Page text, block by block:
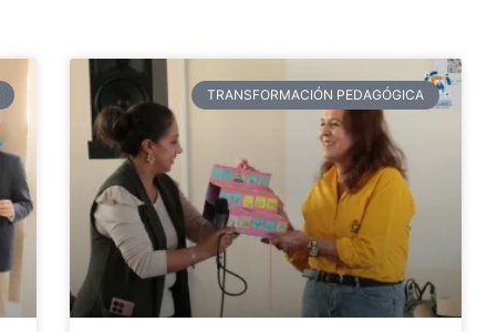
TRANSFORMACIÓN PEDAGÓGICA